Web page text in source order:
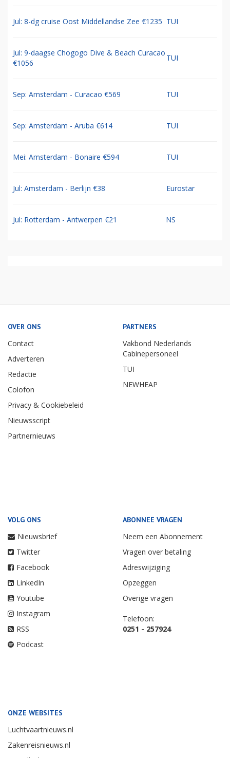
Jul: 8-dg cruise Oost Middellandse Zee €1235 TUI
Jul: 9-daagse Chogogo Dive & Beach Curacao
€1056
TUI
Sep: Amsterdam - Curacao €569 TUI
Sep: Amsterdam - Aruba €614 TUI
Mei: Amsterdam - Bonaire €594 TUI
Jul: Amsterdam - Berlijn €38 Eurostar
Jul: Rotterdam - Antwerpen €21 NS
OVER ONS
Contact
Adverteren
Redactie
Colofon
Privacy & Cookiebeleid
Nieuwsscript
Partnernieuws
PARTNERS
Vakbond Nederlands
Cabinepersoneel
TUI
NEWHEAP
VOLG ONS
Nieuwsbrief
Twitter
Facebook
LinkedIn
Youtube
Instagram
RSS
Podcast
ABONNEE VRAGEN
Neem een Abonnement
Vragen over betaling
Adreswijziging
Opzeggen
Overige vragen
Telefoon:
0251 - 257924
ONZE WEBSITES
Luchtvaartnieuws.nl
Zakenreisnieuws.nl